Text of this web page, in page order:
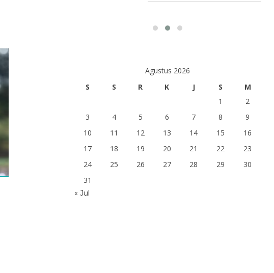
Agustus 2026
S
S R K J S
M
1
2
3
4 5 6 7 8
9
10
11 12 13 14 15
16
17
18 19 20 21 22
23
24
25 26 27 28 29
30
31
« Jul